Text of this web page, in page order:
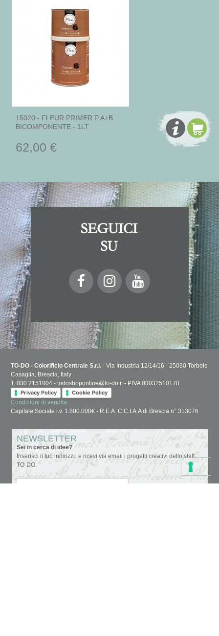
15020 - FLEUR PRIMER P A+B
BICOMPONENTE - 1LT
62,00 €
TO-DO - Colorificio Centrale S.r.l. - Via Industria 12/14/16 - 25030 Torbole
Casaglia, Brescia, Italy
T. 030 2151004 - todoshoponline@to-do.it - P.IVA 03032510178
Privacy Policy
Cookie Policy
Condizioni di vendita
Capitale Sociale i.v. 1.800.000€ - R.E.A. C.C.I.A.A di Brescia n° 313076
NEWSLETTER
Sei in cerca di idee?
Inserisci il tuo indirizzo e ricevi via email i progetti creativi dello staff
TO-DO.